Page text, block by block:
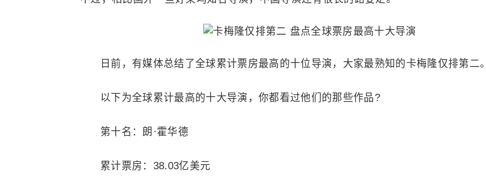
日前，有媒体总结了全球累计票房最高的十位导演，大家最熟知的卡梅隆仅排第二。
以下为全球累计最高的十大导演，你都看过他们的那些作品?
第十名：朗·霍华德
累计票房：38.03亿美元